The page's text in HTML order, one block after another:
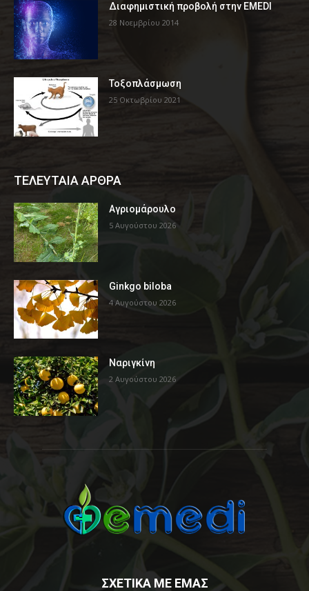
Διαφημιστική προβολή στην EMEDI
28 Νοεμβρίου 2014
Τοξοπλάσμωση
25 Οκτωβρίου 2021
ΤΕΛΕΥΤΑΙΑ ΑΡΘΡΑ
Αγριομάρουλο
5 Αυγούστου 2026
Ginkgo biloba
4 Αυγούστου 2026
Ναριγκίνη
2 Αυγούστου 2026
ΣΧΕΤΙΚΑ ΜΕ ΕΜΑΣ